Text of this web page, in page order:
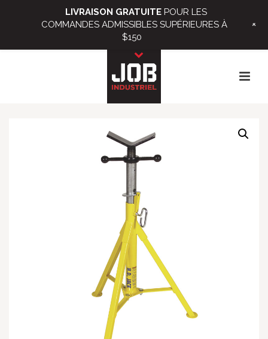
LIVRAISON GRATUITE POUR LES
COMMANDES ADMISSIBLES SUPÉRIEURES À
$150
+